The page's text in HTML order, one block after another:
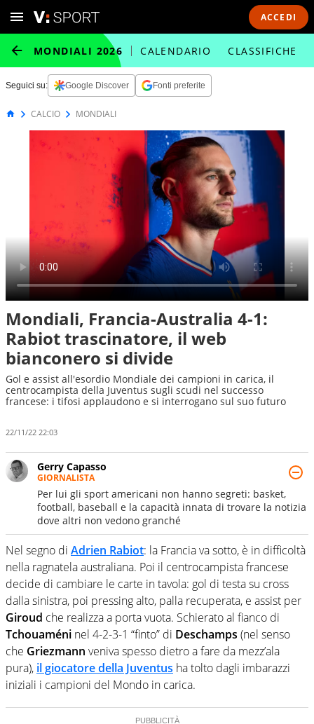
ACCEDI
MONDIALI 2026 CALENDARIO CLASSIFICHE
Seguici su: Google Discover Fonti preferite
CALCIO MONDIALI
Mondiali, Francia-Australia 4-1:
Rabiot trascinatore, il web
bianconero si divide
Gol e assist all'esordio Mondiale dei campioni in carica, il
centrocampista della Juventus sugli scudi nel successo
francese: i tifosi applaudono e si interrogano sul suo futuro
22/11/22 22:03
Gerry Capasso
GIORNALISTA
Per lui gli sport americani non hanno segreti: basket,
football, baseball e la capacità innata di trovare la notizia
dove altri non vedono granché
Nel segno di Adrien Rabiot: la Francia va sotto, è in difficoltà
nella ragnatela australiana. Poi il centrocampista francese
decide di cambiare le carte in tavola: gol di testa su cross
dalla sinistra, poi pressing alto, palla recuperata, e assist per
Giroud che realizza a porta vuota. Schierato al fianco di
Tchouaméni nel 4-2-3-1 “finto” di Deschamps (nel senso
che Griezmann veniva spesso dietro a fare da mezz’ala
pura), il giocatore della Juventus ha tolto dagli imbarazzi
iniziali i campioni del Mondo in carica.